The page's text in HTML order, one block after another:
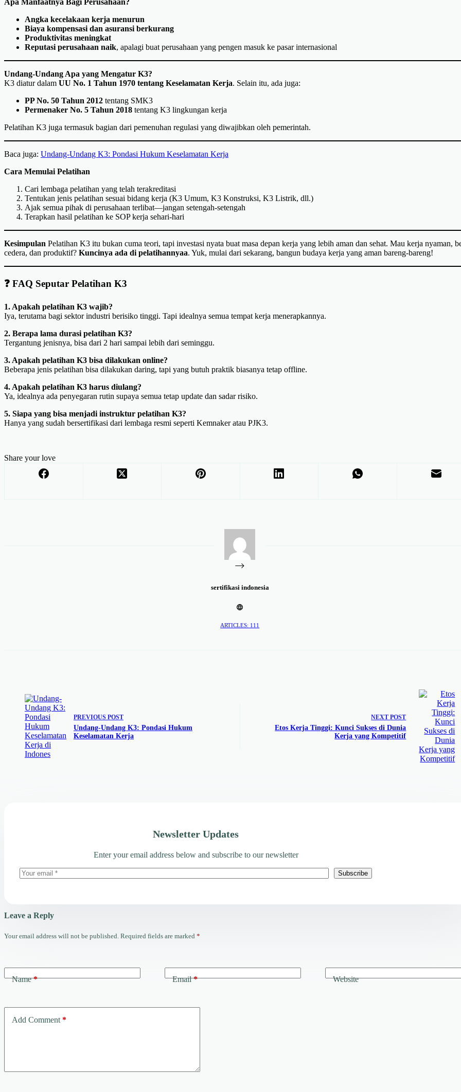
Apa Manfaatnya Bagi Perusahaan?
Angka kecelakaan kerja menurun
Biaya kompensasi dan asuransi berkurang
Produktivitas meningkat
Reputasi perusahaan naik, apalagi buat perusahaan yang pengen masuk ke pasar internasional
Undang-Undang Apa yang Mengatur K3?
K3 diatur dalam UU No. 1 Tahun 1970 tentang Keselamatan Kerja. Selain itu, ada juga:
PP No. 50 Tahun 2012 tentang SMK3
Permenaker No. 5 Tahun 2018 tentang K3 lingkungan kerja
Pelatihan K3 juga termasuk bagian dari pemenuhan regulasi yang diwajibkan oleh pemerintah.
Baca juga: Undang-Undang K3: Pondasi Hukum Keselamatan Kerja
Cara Memulai Pelatihan
Cari lembaga pelatihan yang telah terakreditasi
Tentukan jenis pelatihan sesuai bidang kerja (K3 Umum, K3 Konstruksi, K3 Listrik, dll.)
Ajak semua pihak di perusahaan terlibat—jangan setengah-setengah
Terapkan hasil pelatihan ke SOP kerja sehari-hari
Kesimpulan Pelatihan K3 itu bukan cuma teori, tapi investasi nyata buat masa depan kerja yang lebih aman dan sehat. Mau kerja nyaman,
cedera, dan produktif? Kuncinya ada di pelatihannyaa. Yuk, mulai dari sekarang, bangun budaya kerja yang aman bareng-bareng!
❓ FAQ Seputar Pelatihan K3
1. Apakah pelatihan K3 wajib?
Iya, terutama bagi sektor industri berisiko tinggi. Tapi idealnya semua tempat kerja menerapkannya.
2. Berapa lama durasi pelatihan K3?
Tergantung jenisnya, bisa dari 2 hari sampai lebih dari seminggu.
3. Apakah pelatihan K3 bisa dilakukan online?
Beberapa jenis pelatihan bisa dilakukan daring, tapi yang butuh praktik biasanya tetap offline.
4. Apakah pelatihan K3 harus diulang?
Ya, idealnya ada penyegaran rutin supaya semua tetap update dan sadar risiko.
5. Siapa yang bisa menjadi instruktur pelatihan K3?
Hanya yang sudah bersertifikasi dari lembaga resmi seperti Kemnaker atau PJK3.
Share your love
sertifikasi indonesia
ARTICLES: 111
PREVIOUS POST
Undang-Undang K3: Pondasi Hukum
Keselamatan Kerja
NEXTPOST
Etos Kerja Tinggi: Kunci Sukses di Dunia
Kerja yang Kompetitif
Newsletter Updates
Enter your email address below and subscribe to our newsletter
Subscribe
Leave a Reply
Your email address will not be published. Required fields are marked *
Name* Email* Website
Add Comment *